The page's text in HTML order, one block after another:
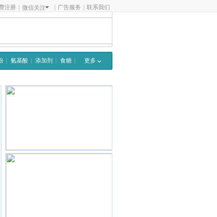
注册 微信关注 广告服务 联系我们
氨基酸 添加剂 食糖 更多